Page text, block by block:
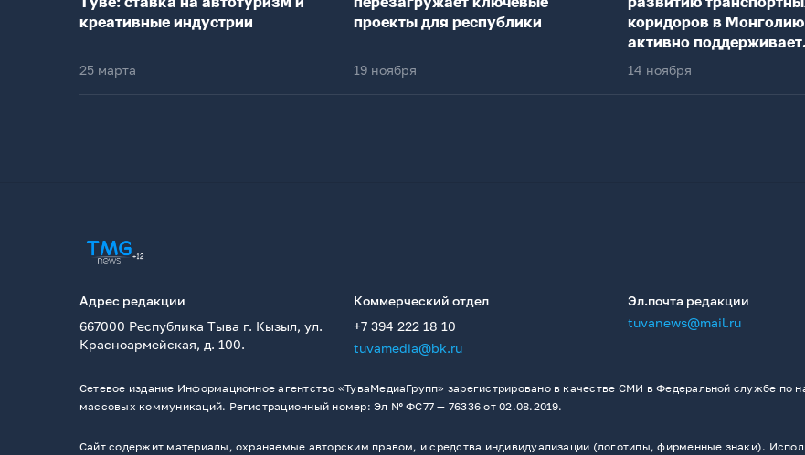
Туве: ставка на автотуризм и
креативные индустрии
25 марта
перезагружает ключевые
проекты для республики
19 ноября
развитию
коридоров в
активно поддерживает
федеральный центр
14 ноября
Адрес редакции
667000 Республика Тыва г. Кызыл, ул.
Красноармейская, д. 100.
Коммерческий отдел
+7 394 222 18 10
tuvamedia@bk.ru
Эл.почта редакции
tuvanews@mail.ru
Сетевое издание Информационное агентство «ТуваМедиаГрупп» зарегистрировано в качестве СМИ в Федеральной службе по
массовых коммуникаций. Регистрационный номер: Эл № ФС77 — 76336 от 02.08.2019.
Сайт содержит материалы, охраняемые авторским правом, и средства индивидуализации (логотипы, фирменные знаки).